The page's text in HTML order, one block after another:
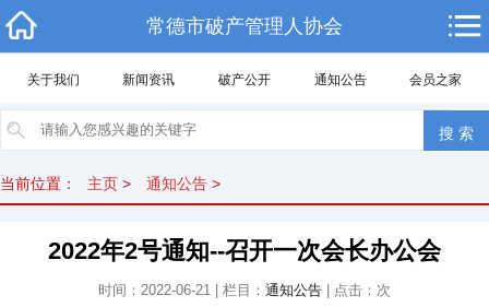
常德市破产管理人协会
关于我们 新闻资讯 破产公开 通知公告 会员之家
当前位置： 主页 > 通知公告 >
2022年2号通知--召开一次会长办公会
时间：2022-06-21 | 栏目： 通知公告 | 点击： 次